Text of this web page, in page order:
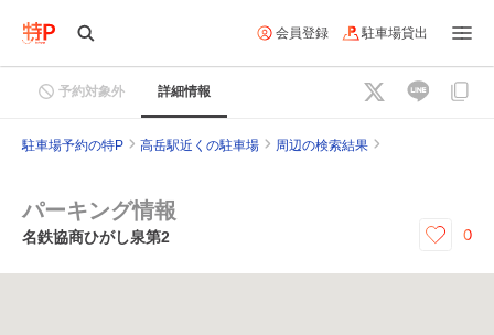
会員登録 駐車場貸出
予約対象外 詳細情報
駐車場予約の特P 高岳駅近くの駐車場 周辺の検索結果
パーキング情報
名鉄協商ひがし泉第2 0